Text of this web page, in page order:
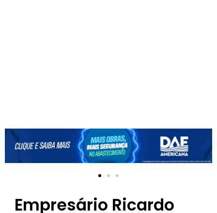
Empresário Ricardo